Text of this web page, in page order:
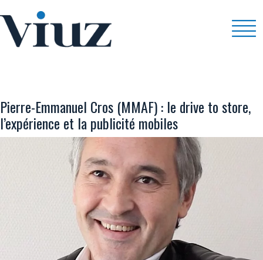
Pierre-Emmanuel Cros (MMAF) : le drive to store,
l’expérience et la publicité mobiles